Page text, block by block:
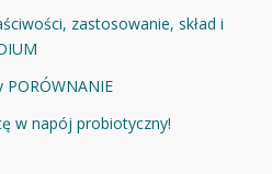
zastosowanie, skład i
PORÓWNANIE
w napój probiotyczny!